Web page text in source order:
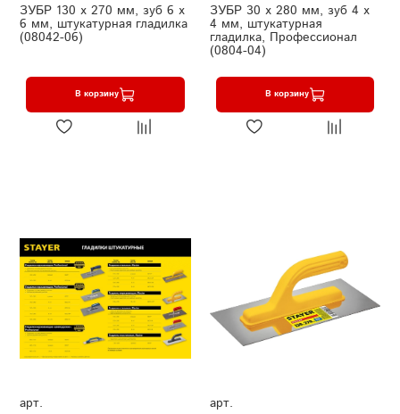
ЗУБР 130 х 270 мм, зуб 6 х
6 мм, штукатурная гладилка
(08042-06)
В корзину
ЗУБР 30 х 280 мм, зуб 4 х
4 мм, штукатурная
гладилка, Профессионал
(0804-04)
В корзину
арт.
арт.